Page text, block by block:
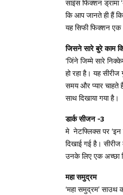
साइंस फिक्शन
कि आप जानते ही हैं
यह सिफी फिक्शन एक
जिसने सारे बुरे काम
‘जिंने जिम्मे सारे
हो रहा है। यह
समय और प्यार चाहते
साथ दिखाया गया है।
डार्क सीजन -3
मे नेटफ्लिक्स पर ‘इन
दिखाई गई है।
उनके लिए एक अच्छा
महा समुद्रम
‘महा समुद्रम’ साउथ